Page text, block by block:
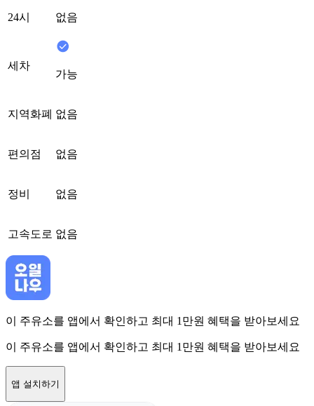
24시 없음
세차
가능
지역화폐 없음
편의점 없음
정비 없음
고속도로 없음
이 주유소를 앱에서 확인하고 최대 1만원 혜택을 받아보세요
이 주유소를 앱에서 확인하고 최대 1만원 혜택을 받아보세요
앱 설치하기